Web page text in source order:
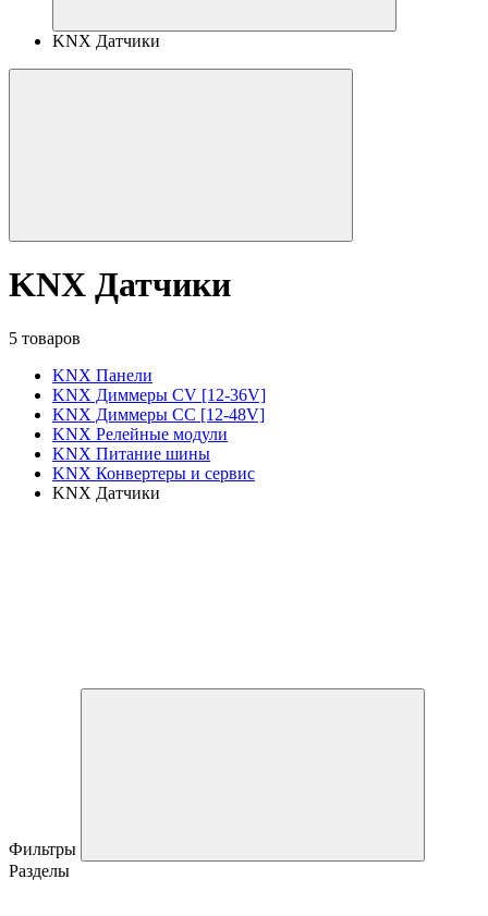
KNX Датчики
KNX Датчики
5 товаров
KNX Панели
KNX Диммеры CV [12-36V]
KNX Диммеры CC [12-48V]
KNX Релейные модули
KNX Питание шины
KNX Конвертеры и сервис
KNX Датчики
Фильтры
Разделы